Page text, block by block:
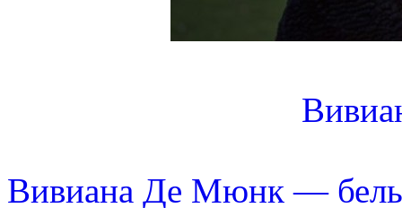
Вивиана Де Мюнк —